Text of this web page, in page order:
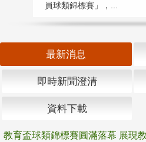
員球類錦標賽」，...
最新消息
即時新聞澄清
資料下載